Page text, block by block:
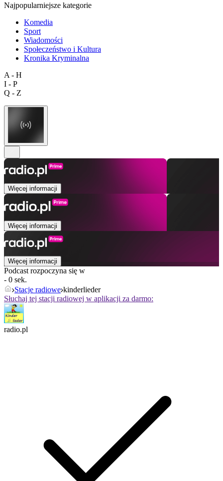
Najpopularniejsze kategorie
Komedia
Sport
Wiadomości
Społeczeństwo i Kultura
Kronika Kryminalna
A - H
I - P
Q - Z
Więcej informacji
Więcej informacji
Więcej informacji
Podcast rozpoczyna się w
- 0 sek.
Stacje radiowe kinderlieder
Słuchaj tej stacji radiowej w aplikacji za darmo:
radio.pl